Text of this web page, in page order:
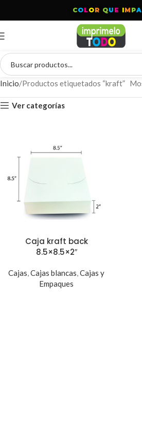
COLOR QU E IM PA
Inicio Productos etiquetados “kraft”
Ver categorías
Caja kraft back
8.5×8.5×2″
Cajas,Cajas blancas,Cajas y
Empaques